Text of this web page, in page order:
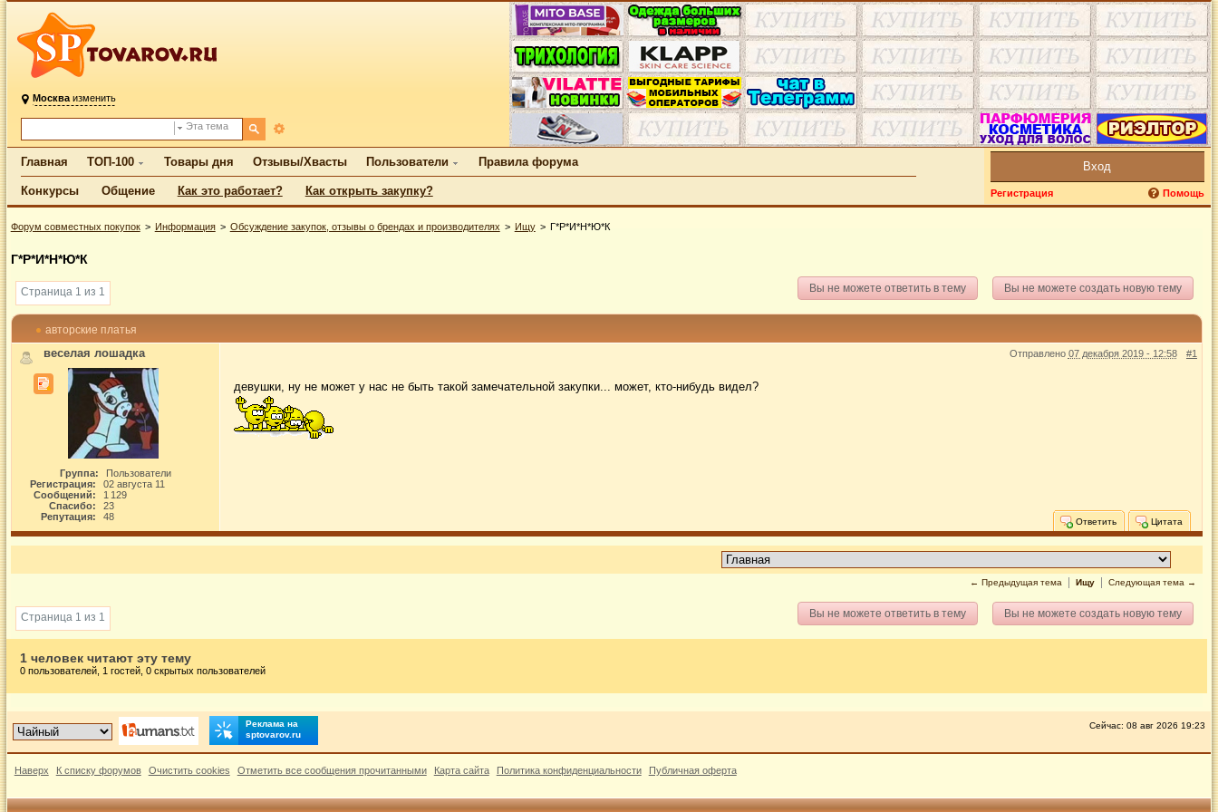
Москваизменить
Эта тема
Главная ТОП-100 Товары дня Отзывы/Хвасты Пользователи Правила форума
Конкурсы Общение Как это работает? Как открыть закупку?
Вход
Регистрация Помощь
Форум совместных покупок Информация Обсуждение закупок, отзывы о брендах и производителях Ищу Г*Р*И*Н*Ю*К
Г*Р*И*Н*Ю*К
Страница 1 из 1 Вы не можете создать новую тему
Вы не можете ответить в тему
авторские платья
веселая лошадка
Группа:
Пользователи
Регистрация:
02 августа 11
Сообщений:
1 129
Спасибо:
23
Репутация:
48
#1
Отправлено 07 декабря 2019 - 12:58
девушки, ну не может у нас не быть такой замечательной закупки... может, кто-нибудь видел?
Цитата
Ответить
← Предыдущая тема Ищу Следующая тема →
Страница 1 из 1 Вы не можете создать новую тему
Вы не можете ответить в тему
1 человек читают эту тему
0 пользователей, 1 гостей, 0 скрытых пользователей
Реклама на
sptovarov.ru
Сейчас: 08 авг 2026 19:23
Наверх К списку форумов Очистить cookies Отметить все сообщения прочитанными Карта сайта Политика конфиденциальности Публичная оферта